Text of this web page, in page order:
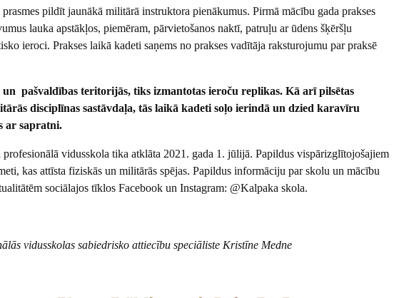
pildīt jaunākā militārā instruktora pienākumus. Pirmā mācību gada prakses
lauka apstākļos, piemēram, pārvietošanos naktī, patruļu ar ūdens šķēršļu
ieroci. Prakses laikā kadeti saņems no prakses vadītāja raksturojumu par praksē
pašvaldības teritorijās, tiks izmantotas ieroču replikas. Kā arī pilsētas
disciplīnas sastāvdaļa, tās laikā kadeti soļo ierindā un dzied karavīru
ar sapratni.
vidusskola tika atklāta 2021. gada 1. jūlijā. Papildus vispārizglītojošajiem
kas attīsta fiziskās un militārās spējas. Papildus informāciju par skolu un mācību
sociālajos tīklos Facebook un Instagram: @Kalpaka skola.
vidusskolas sabiedrisko attiecību speciāliste Kristīne Medne